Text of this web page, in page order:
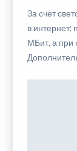
За счет
в интернет:
МБит, а при